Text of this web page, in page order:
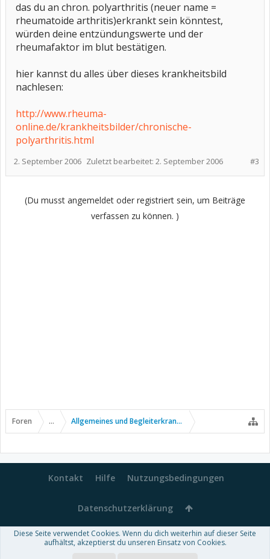
das du an chron. polyarthritis (neuer name =
rheumatoide arthritis)erkrankt sein könntest,
würden deine entzündungswerte und der
rheumafaktor im blut bestätigen.
hier kannst du alles über dieses krankheitsbild
nachlesen:
http://www.rheuma-
online.de/krankheitsbilder/chronische-
polyarthritis.html
#3
2. September 2006 Zuletzt bearbeitet: 2. September 2006
(Du musst angemeldet oder registriert sein, um Beiträge
verfassen zu können. )
Foren ... Allgemeines und Begleiterkrankungen
Kontakt Hilfe Nutzungsbedingungen
Datenschutzerklärung
Forum software by XenForo™-Deutsch von xenDach
Diese Seite verwendet Cookies. Wenn du dich weiterhin auf dieser Seite
aufhältst, akzeptierst du unseren Einsatz von Cookies.